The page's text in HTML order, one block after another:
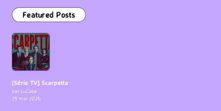
Featured Posts
[Série TV] Scarpetta
par LuCioLe
29 mai 2026